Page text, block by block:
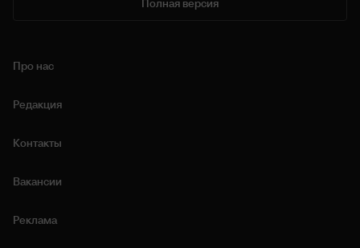
Полная версия
Про нас
Редакция
Контакты
Вакансии
Реклама